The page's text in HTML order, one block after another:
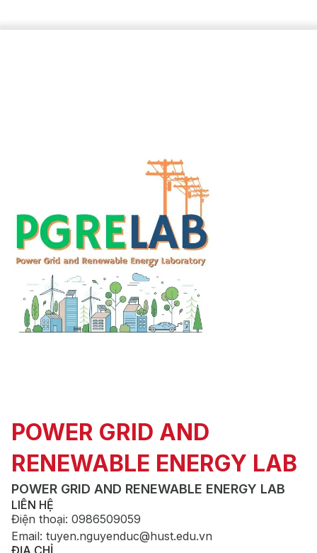
POWER GRID AND
RENEWABLE ENERGY LAB
POWER GRID AND RENEWABLE ENERGY LAB
LIÊN HỆ
Điện thoại: 0986509059
Email: tuyen.nguyenduc@hust.edu.vn
ĐỊA CHỈ